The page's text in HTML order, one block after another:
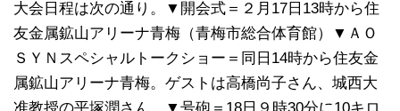
大会日程は次の通り。▼開会式＝２月17日13時から住
友金属鉱山アリーナ青梅（青梅市総合体育館）▼ＡＯ
ＳＹＮスペシャルトークショー＝同日14時から住友金
属鉱山アリーナ青梅。ゲストは高橋尚子さん、城西大